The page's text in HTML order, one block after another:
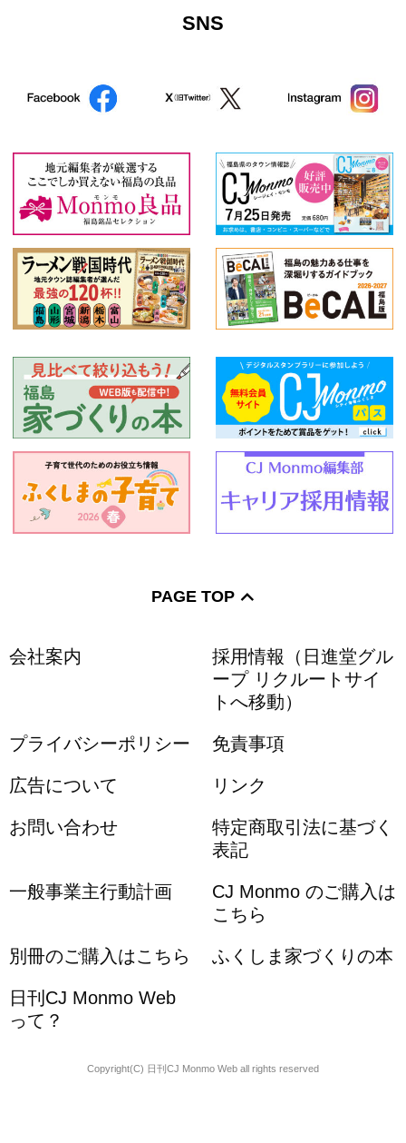
SNS
PAGE TOP
会社案内
採用情報（日進堂グル
ープ リクルートサイ
トへ移動）
プライバシーポリシー 免責事項
広告について リンク
お問い合わせ
特定商取引法に基づく
表記
一般事業主行動計画
CJ Monmo のご購入は
こちら
別冊のご購入はこちら ふくしま家づくりの本
日刊CJ Monmo Web
って？
Copyright(C) 日刊CJ Monmo Web all rights reserved